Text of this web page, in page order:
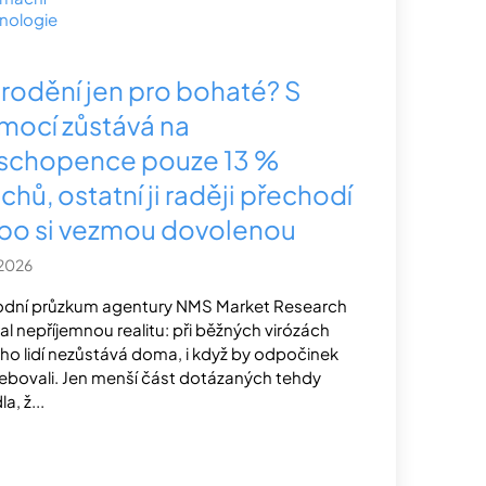
jen pro bohaté? S
zůstává na
pouze 13 %
ostatní ji raději přechodí
si vezmou dovolenou
průzkum agentury NMS Market Research
nepříjemnou realitu: při běžných virózách
lidí nezůstává doma, i když by odpočinek
Jen menší část dotázaných tehdy
ž...